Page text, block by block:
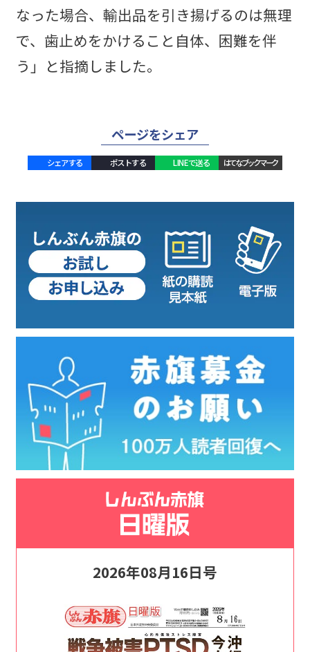
なった場合、輸出品を引き揚げるのは無理
で、歯止めをかけること自体、困難を伴
う」と指摘しました。
ページをシェア
シェアする ポストする LINEで送る はてなブックマーク
2026年08月16日号